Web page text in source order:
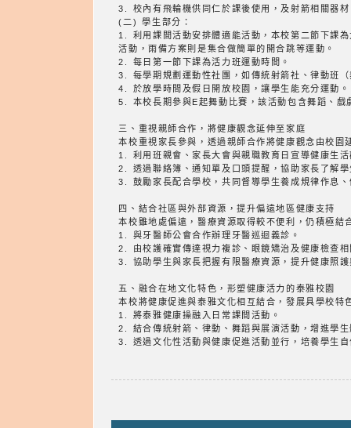
3. 校內有飛輪機供同仁於課後使用，及射箭相關器材
(二) 學生部分：
1. 利用課間活動安排體適能活動，本校第二節下課
活動，雨備方案則是集合做簡單的開合跳等運動。
2. 每日第一節下課為活力班運動時間。
3. 每學期規劃運動性社團，如傳統射箭社、律動班
4. 於放學時間及假日開放校園，讓學生能充分運動。
5. 本校長期參與E起舞動比賽，該活動包含舞蹈、戲
三、重視親師合作，將健康觀念延伸至家庭
本校重視家長參與，透過親師合作將健康觀念由校園
1. 利用班親會、家長大會與親職教育日宣導健康生
2. 透過聯絡簿、通知單及口頭提醒，協助家長了解
3. 鼓勵家長配合學校，共同督導學生養成規律作息
四、結合社區與外部資源，提升偏遠地區健康支持
本校雖地處偏遠，醫療資源取得較不便利，仍積極結
1. 與牙醫師公會合作辦理牙醫巡迴義診。
2. 由校護確實傳達視力複診、眼鏡矯治及健康檢查
3. 協助學生與家長把握有限醫療資源，提升健康照
五、融合在地文化特色，形塑健康活力的泰雅校園
本校將健康促進與泰雅文化相互結合，發展具學校特
1. 將泰雅健康操融入日常課間活動。
2. 結合傳統射箭、律動、舞蹈與展演活動，增進學
3. 透過文化性活動與健康促進活動並行，培養學生